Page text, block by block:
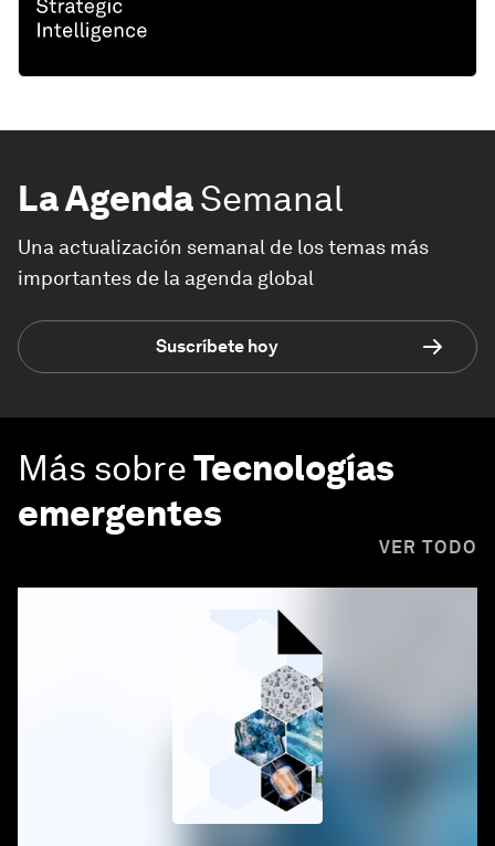
La AgendaSemanal
Una actualización semanal de los temas más
importantes de la agenda global
Suscríbete hoy
Más sobreTecnologías
emergentes
VER TODO